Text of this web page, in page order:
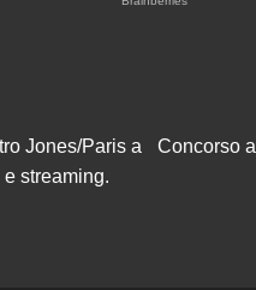
Jones/Paris a
streaming.
Concorso